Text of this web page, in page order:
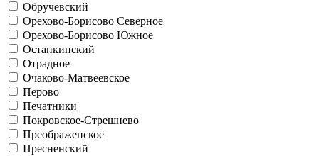
Обручевский
Орехово-Борисово Северное
Орехово-Борисово Южное
Останкинский
Отрадное
Очаково-Матвеевское
Перово
Печатники
Покровское-Стрешнево
Преображенское
Пресненский